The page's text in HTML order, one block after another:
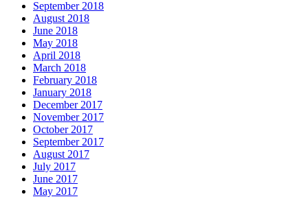
September 2018
August 2018
June 2018
May 2018
April 2018
March 2018
February 2018
January 2018
December 2017
November 2017
October 2017
September 2017
August 2017
July 2017
June 2017
May 2017